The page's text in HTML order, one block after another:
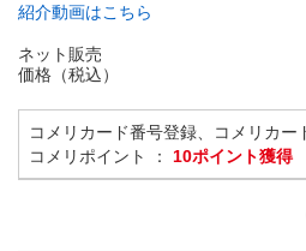
紹介動画はこちら
ネット販売
価格（税込）
コメリカード番号登録、コメリカー
コメリポイント ： 10ポイント獲得